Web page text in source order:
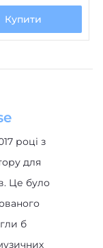
році з
для
Це було
б